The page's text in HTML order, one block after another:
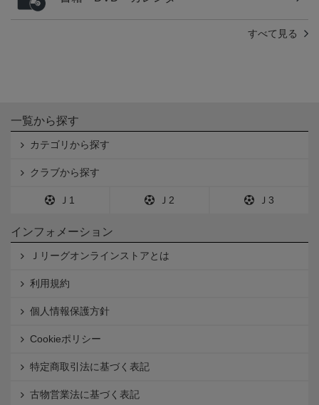
すべて見る
一覧から探す
カテゴリから探す
クラブから探す
Ｊ1 Ｊ2 Ｊ3
インフォメーション
Ｊリーグオンラインストアとは
利用規約
個人情報保護方針
Cookieポリシー
特定商取引法に基づく表記
古物営業法に基づく表記